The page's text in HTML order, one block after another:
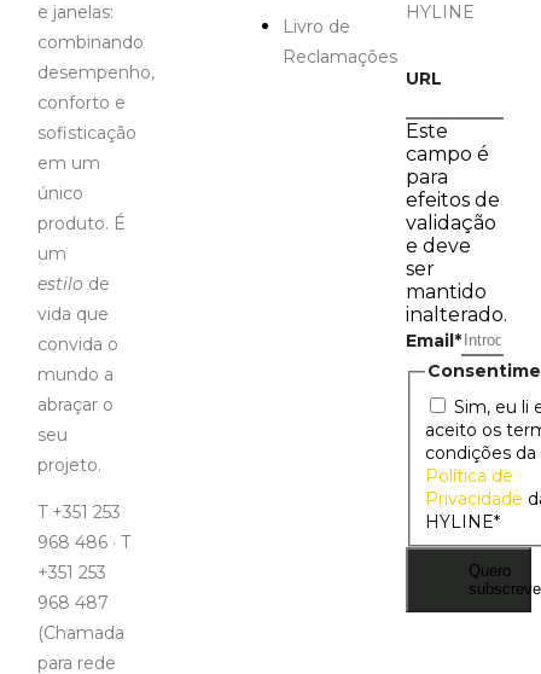
e janelas:
combinando
desempenho,
conforto e
sofisticação
em um
único
produto. É
um
estilo de
vida que
convida o
mundo a
abraçar o
seu
projeto.
T +351 253
968 486 · T
+351 253
968 487
(Chamada
para rede
Livro de
Reclamações
HYLINE
URL
Este
campo é
para
efeitos de
validação
e deve
ser
mantido
inalterado.
Email*
Sim, eu li
aceito os
condições da
Política de
Privacidade
HYLINE*
Quero